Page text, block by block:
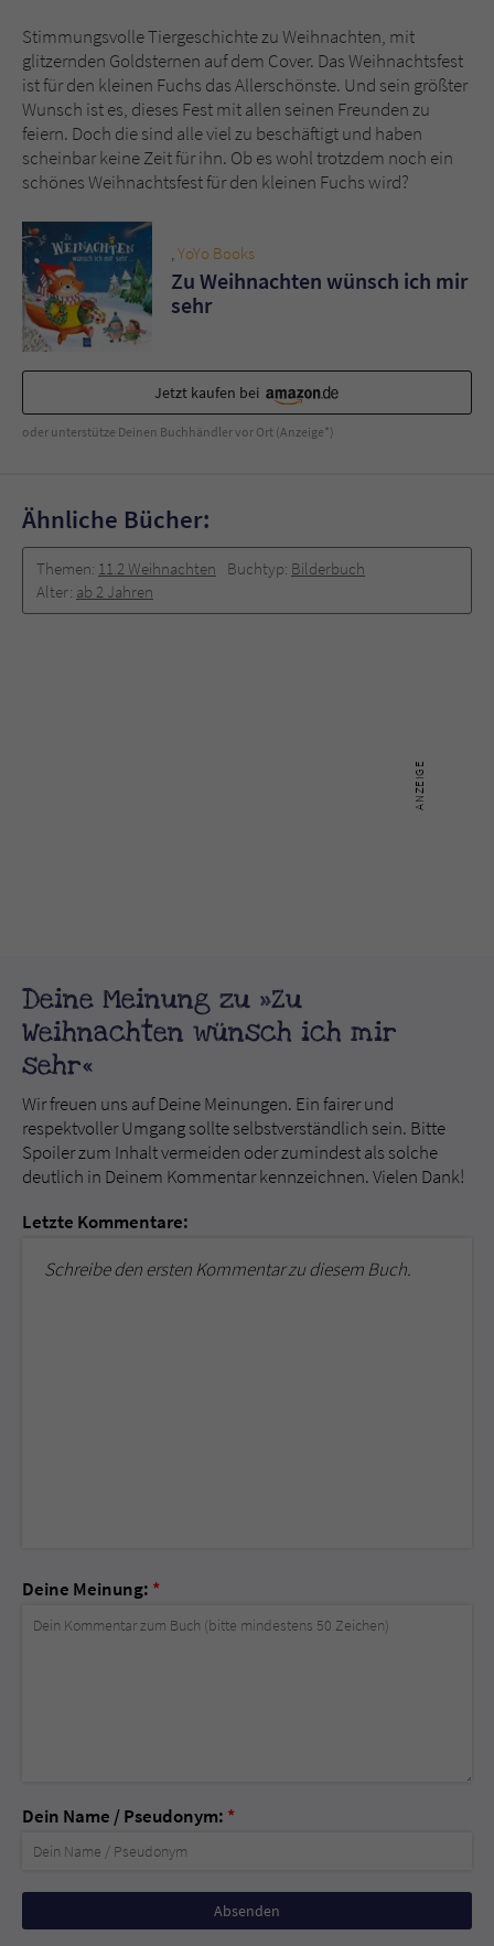
Stimmungsvolle Tiergeschichte zu Weihnachten, mit
glitzernden Goldsternen auf dem Cover. Das Weihnachtsfest
ist für den kleinen Fuchs das Allerschönste. Und sein größter
Wunsch ist es, dieses Fest mit allen seinen Freunden zu
feiern. Doch die sind alle viel zu beschäftigt und haben
scheinbar keine Zeit für ihn. Ob es wohl trotzdem noch ein
schönes Weihnachtsfest für den kleinen Fuchs wird?
YoYo Books
Zu Weihnachten wünsch ich mir
sehr
Jetzt kaufen bei
oder unterstütze Deinen Buchhändler vor Ort (Anzeige*)
Ähnliche Bücher:
Themen: 11.2 Weihnachten Buchtyp: Bilderbuch
Alter: ab 2 Jahren
Deine Meinung zu »Zu
Weihnachten wünsch ich mir
sehr«
Wir freuen uns auf Deine Meinungen. Ein fairer und
respektvoller Umgang sollte selbstverständlich sein. Bitte
Spoiler zum Inhalt vermeiden oder zumindest als solche
deutlich in Deinem Kommentar kennzeichnen. Vielen Dank!
Letzte Kommentare:
Schreibe den ersten Kommentar zu diesem Buch.
Deine Meinung: *
Dein Name / Pseudonym: *
Nicht
ausfüllen!
Name tx_pwcomments_ahash
Anbieter Literatur-Couch Medien GmbH & Co. KG
Laufzeit 1 Jahr
Name fe_typo_user
Anbieter
Laufzeit Session
Dieses Cookie gewährleistet die
überprüfen.